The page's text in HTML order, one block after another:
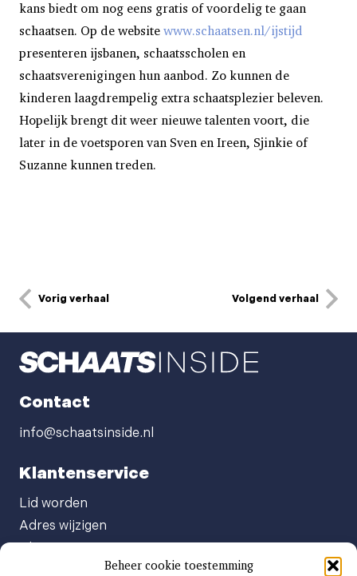
Beheer cookie toestemming
kans biedt om nog eens gratis of voordelig te gaan
schaatsen. Op de website www.schaatsen.nl/ijstijd
presenteren ijsbanen, schaatsscholen en
schaatsverenigingen hun aanbod. Zo kunnen de
kinderen laagdrempelig extra schaatsplezier beleven.
Hopelijk brengt dit weer nieuwe talenten voort, die
later in de voetsporen van Sven en Ireen, Sjinkie of
Suzanne kunnen treden.
Vorig verhaal Volgend verhaal
Contact
info@schaatsinside.nl
Klantenservice
Lid worden
Adres wijzigen
Abonnement opzeggen